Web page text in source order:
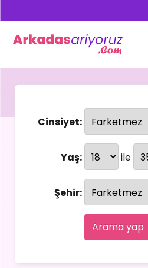
Cinsiyet:
Yaş: ile
Şehir:
Arama yap